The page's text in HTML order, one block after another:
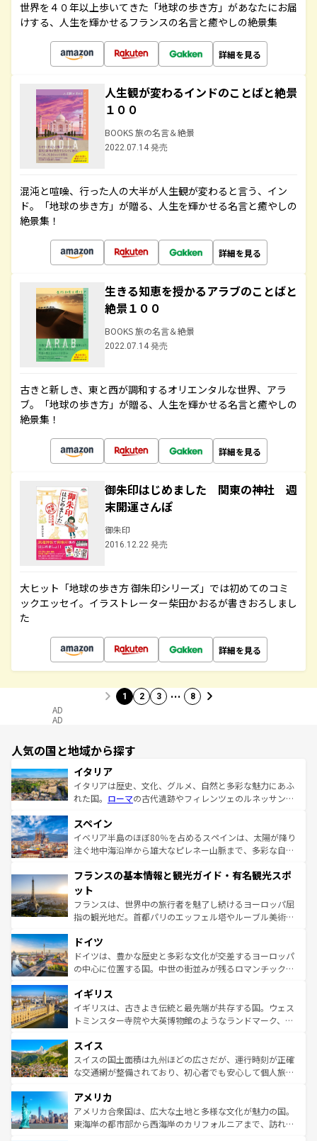
世界を４０年以上歩いてきた「地球の歩き方」があなたにお届
けする、人生を輝かせるフランスの名言と癒やしの絶景集
詳細を見る
人生観が変わるインドのことばと絶景
１００
BOOKS 旅の名言＆絶景
2022.07.14 発売
混沌と喧噪、行った人の大半が人生観が変わると言う、イン
ド。「地球の歩き方」が贈る、人生を輝かせる名言と癒やしの
絶景集！
詳細を見る
生きる知恵を授かるアラブのことばと
絶景１００
BOOKS 旅の名言＆絶景
2022.07.14 発売
古きと新しき、東と西が調和するオリエンタルな世界、アラ
ブ。「地球の歩き方」が贈る、人生を輝かせる名言と癒やしの
絶景集！
詳細を見る
御朱印はじめました 関東の神社 週
末開運さんぽ
御朱印
2016.12.22 発売
大ヒット「地球の歩き方 御朱印シリーズ」では初めてのコミ
ックエッセイ。イラストレーター柴田かおるが書きおろしまし
た
詳細を見る
1 2 3 … 8
AD
AD
人気の国と地域から探す
イタリア
イタリアは歴史、文化、グルメ、自然と多彩な魅力にあふ
れた国。 ローマの古代遺跡やフィレンツェのルネッサンス
ろん、トスカーナの美しい田園風景やアマルフィ海岸の絶
景など、自然景観も見逃せない。観光の合間には、本場の
ピザやパスタなど、絶品のイタリア料理を堪能することも
ませてくれるイタリアで、忘れられない旅をしてみよう！
なお、新着のイタリア情報は
しい。
スペイン
イベリア半島のほぼ80％を占めるスペインは、太陽が降り
注ぐ地中海沿岸から雄大なピレネー山脈まで、多彩な自然
文化が根付くこの国では、情熱的なフラメンコ、熱気あふ
れる闘牛、そして美味しいタパスが生活の一部となってい
る。首都マドリードの洗練された雰囲気や、バルセロナの
アートに溢れた街角から、地方では古代ローマ遺跡や中世
せる。地方によって風土や気候が異なるスペインはその個
性で訪れる人を魅了する。 なお、新着のスペイン情報は コ
ンテンツ一覧を参照してほしい。
フランスの基本情報と観光ガイド・有名観光スポ
ット
フランスは、世界中の旅行者を魅了し続けるヨーロッパ屈
指の観光地だ。首都パリのエッフェル塔やルーブル美術館
で、幅広い魅力が詰まっている。華麗な宮殿、歴史的な大
聖堂、美しいビーチ、そして豊かな自然が、訪れる者を心
から魅了する。また、フランスは美食の国としても知ら
いる。シャンパンの発祥地であるランス、プロヴァンスの
香り高いラベンダー畑など、多彩な楽しみ方が可能だ。さ
らに、パリ以外の地域にも魅力が溢れており、どの街角に
れる地方に足を運ぶとそれぞれで全く異なる文化を体験で
きるだろう。 なお、新着のフランス情報はコンテンツ一覧
を参照してほしい。
ドイツ
ドイツは、豊かな歴史と多彩な文化が交差するヨーロッパ
の中心に位置する国。中世の街並みが残るロマンチック街
顔を持つこの国は、どこを歩いても飽きることがない。ベ
ルリンの文化的活気、バイエルン州のアルプスの絶景、そ
してライン川沿いのワイン畑といった風景は必見。ビール
は、お酒好きな人にはぜひ体験してほしい。 なお、新着の
ドイツ情報はコンテンツ一覧を参照してほしい。
イギリス
イギリスは、古きよき伝統と最先端が共存する国。ウェス
トミンスター寺院や大英博物館のようなランドマーク、歴
リアごとに異なる魅力がある。また、優雅なアフタヌーン
ティー、ビール好きにはたまらない英国パブ、サッカー観
戦など、本場だからこそできる体験も豊富。イギリスを旅
ンツ一覧を参照してほしい。
スイス
スイスの国土面積は九州ほどの広さだが、運行時刻が正確
な交通網が整備されており、初心者でも安心して個人旅行
の建物がそのまま残る町や、スイスならではのユニークな
博物館もあり、アルプス観光だけでなく町歩きも満喫する
ことができる。国民の所得が高いため物価も高いが、旅行
アメリカ
アメリカ合衆国は、広大な土地と多様な文化が魅力の国。
東海岸の都市部から西海岸のカリフォルニアまで、訪れる